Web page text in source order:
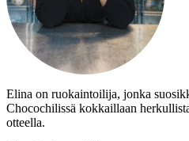
Elina on ruokaintoilija, jonka
Chocochilissä kokkaillaan
otteella.